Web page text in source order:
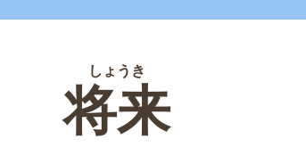
しょうき
将来